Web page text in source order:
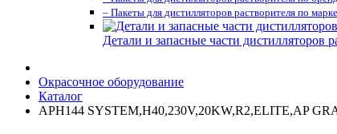
– Пакеты для дистилляторов растворителя по
Детали и запасные части дистилляторов
Окрасочное оборудование
Каталог
APH144 SYSTEM,H40,230V,20KW,R2,ELITE,AP